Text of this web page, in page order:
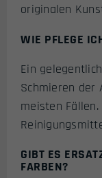
originalen
WIE PFLEGE
Ein
Schmieren der
meisten
GIBT ES
FARBEN?